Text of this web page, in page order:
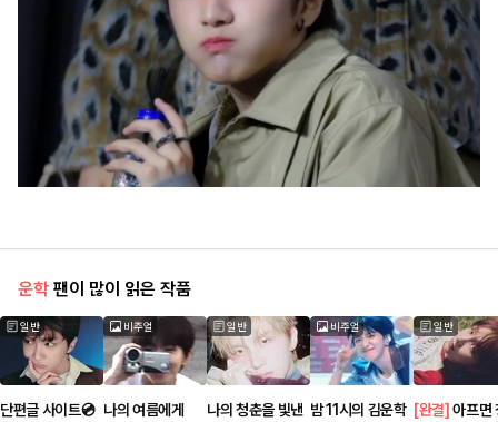
운학 팬이 많이 읽은 작품
일반
단편글 사이트💿
비주얼
나의 여름에게
일반
나의 청춘을 빛낸
비주얼
밤 11시의 김운학
일반
[완결]아프면